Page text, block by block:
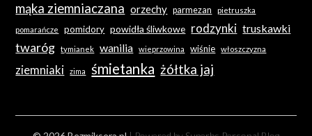
mąka ziemniaczana orzechy parmezan pietruszka
pomarańcze pomidory powidła śliwkowe rodzynki truskawki
twaróg tymianek wanilia wieprzowina wiśnie włoszczyzna
ziemniaki zima śmietanka żółtka jaj